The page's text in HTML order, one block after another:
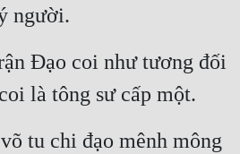
người.
Đạo coi như tương đối
là tông sư cấp một.
tu chi đạo mênh mông